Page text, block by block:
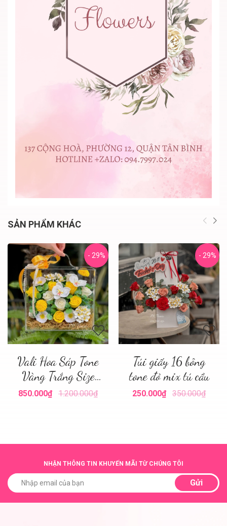
SẢN PHẨM KHÁC
- 29%
Vali Hoa Sáp Tone
Vàng Trắng Size
Nhỏ
850.000₫ 1.200.000₫
- 29%
Túi giấy 16 bông
tone đỏ mix tú cầu
250.000₫ 350.000₫
NHẬN THÔNG TIN KHUYẾN MÃI TỪ CHÚNG TÔI
Gửi